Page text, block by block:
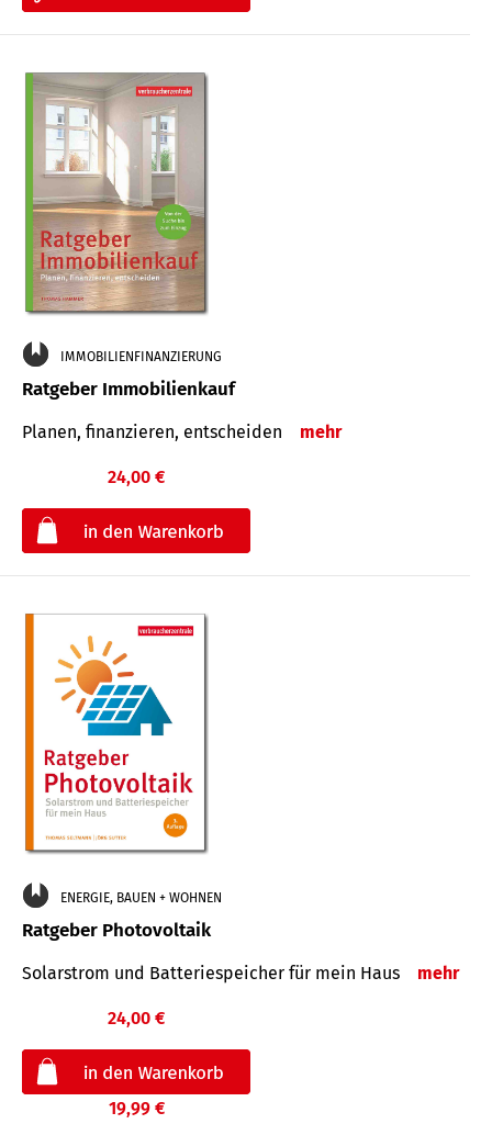
IMMOBILIENFINANZIERUNG
Ratgeber Immobilienkauf
Planen, finanzieren, entscheiden mehr
24,00 €
ENERGIE, BAUEN + WOHNEN
Ratgeber Photovoltaik
Solarstrom und Batteriespeicher für mein Haus mehr
24,00 €
19,99 €